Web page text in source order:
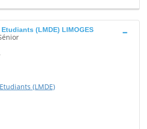
(LMDE) LIMOGES
(LMDE)